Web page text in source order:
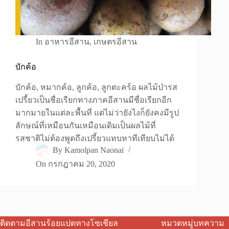
In อาหารอีสาน, เกษตรอีสาน
บักค้อ
บักค้อ, หมากค้อ, ลูกค้อ, ลูกตะคร้อ ผลไม้ป่ารส
เปรี้ยวเป็นชื่อเรียกทางภาคอีสานมีชื่อเรียกอีก
มากมายในแต่ละพื้นที่ แต่ไม่ว่ายังไงก็ยังคงมีรูป
ลักษณ์ที่เหมือนกันเหมือนเดิมเป็นผลไม้ที่
รสชาติไม่ต้องพูดถึงเปรี้ยวแทบหาทีเทียบไม่ได้
By Kamolpan Naonai
On กรกฎาคม 20, 2020
ติดตามอีสานร้อยแปดทางโซเชียล หมวดหมู่บทความ